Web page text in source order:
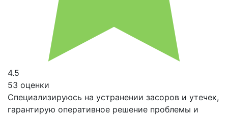
4.5
53 оценки
Специализируюсь на устранении засоров и утечек,
гарантирую оперативное решение проблемы и